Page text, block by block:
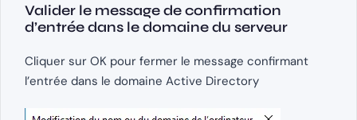
Valider le message de confirmation
d’entrée dans le domaine du serveur
Cliquer sur OK pour fermer le message confirmant
l’entrée dans le domaine Active Directory